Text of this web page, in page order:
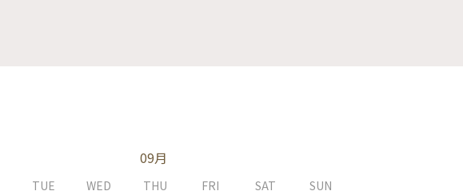
09月
TUE WED THU FRI SAT SUN